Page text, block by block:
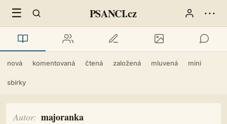
☰ PSANCI.cz ⋯
nová komentovaná čtená založená mluvená mini
sbírky
Autor majoranka